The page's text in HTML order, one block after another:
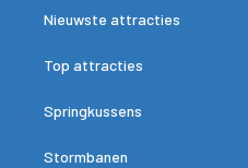
Nieuwste attracties
Top attracties
Springkussens
Stormbanen